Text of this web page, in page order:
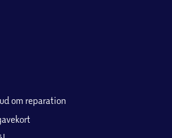
belastning: 100 kg
test: EN71-1/2/3/14
x 1,5 mm
x 1,2 mm
om reparation